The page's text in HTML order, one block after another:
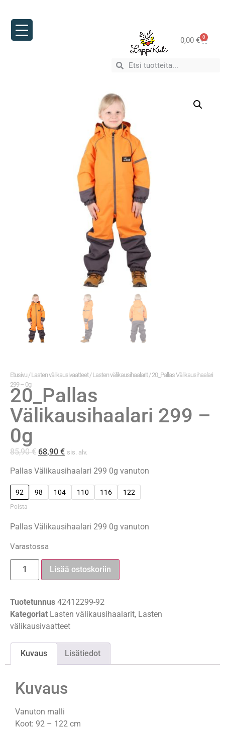
0,00 € 0
Etusivu /Lasten välikausivaatteet/Lasten välikausihaalarit/ 20_Pallas Välikausihaalari
299 – 0g
20_Pallas
Välikausihaalari 299 –
0g
85,90€ 68,90 € sis. alv.
Pallas Välikausihaalari 299 0g vanuton
92 98 104 110 116 122
Poista
Pallas Välikausihaalari 299 0g vanuton
Varastossa
Lisää ostoskoriin
Tuotetunnus 42412299-92
Kategoriat Lasten välikausihaalarit, Lasten
välikausivaatteet
Kuvaus Lisätiedot
Kuvaus
Vanuton malli
Koot: 92 – 122 cm